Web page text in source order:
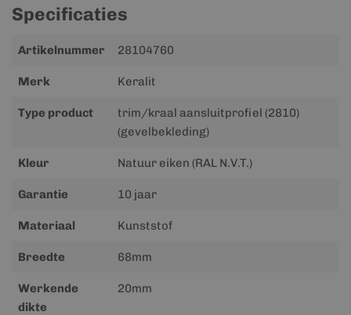
Specificaties
Meer
Artikelnummer 28104760
Merk Keralit
Type product
trim/kraal aansluitprofiel (2810)
(gevelbekleding)
Kleur Natuur eiken (RAL N.V.T.)
Garantie 10 jaar
Materiaal Kunststof
Breedte 68mm
Werkende
dikte
20mm